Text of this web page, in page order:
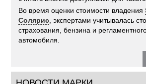
Во время оценки стоимости владения
Солярис , экспертами учитывалась
страхования, бензина и
автомобиля.